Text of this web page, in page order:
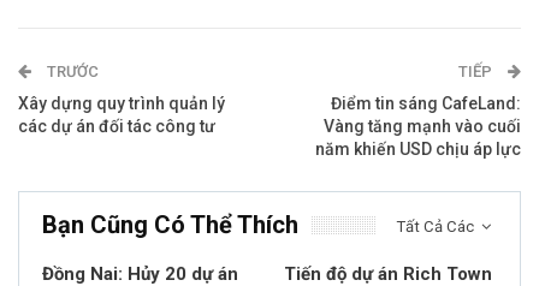
TRƯỚC
Xây dựng quy trình quản lý
các dự án đối tác công tư
TIẾP
Điểm tin sáng CafeLand:
Vàng tăng mạnh vào cuối
năm khiến USD chịu áp lực
Tất Cả Các
Bạn Cũng Có Thể Thích
Đồng Nai: Hủy 20 dự án
Tiến độ dự án Rich Town